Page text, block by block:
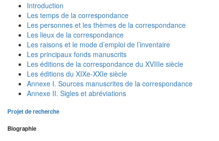
Introduction
Les temps de la correspondance
Les personnes et les thèmes de la correspondance
Les lieux de la correspondance
Les raisons et le mode d’emploi de l’inventaire
Les principaux fonds manuscrits
Les éditions de la correspondance du XVIIIe siècle
Les éditions du XIXe-XXIe siècle
Annexe I. Sources manuscrites de la correspondance
Annexe II. Sigles et abréviations
Projet de recherche
Biographie